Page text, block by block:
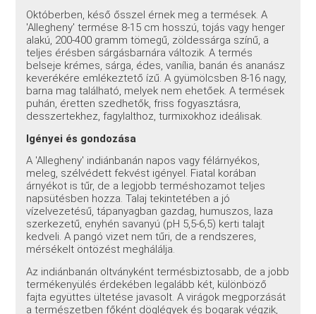
Októberben, késő ősszel érnek meg a termések. A
'Allegheny' termése 8-15 cm hosszú, tojás vagy henger
alakú, 200-400 gramm tömegű, zöldessárga színű, a
teljes érésben sárgásbarnára változik. A termés
belseje krémes, sárga, édes, vanília, banán és ananász
keverékére emlékeztető ízű. A gyümölcsben 8-16 nagy,
barna mag található, melyek nem ehetőek. A termések
puhán, éretten szedhetők, friss fogyasztásra,
desszertekhez, fagylalthoz, turmixokhoz ideálisak.
Igényei és gondozása
A 'Allegheny' indiánbanán napos vagy félárnyékos,
meleg, szélvédett fekvést igényel. Fiatal korában
árnyékot is tűr, de a legjobb terméshozamot teljes
napsütésben hozza. Talaj tekintetében a jó
vízelvezetésű, tápanyagban gazdag, humuszos, laza
szerkezetű, enyhén savanyú (pH 5,5-6,5) kerti talajt
kedveli. A pangó vizet nem tűri, de a rendszeres,
mérsékelt öntözést meghálálja.
Az indiánbanán oltványként termésbiztosabb, de a jobb
termékenyülés érdekében legalább két, különböző
fajta együttes ültetése javasolt. A virágok megporzását
a természetben főként döglégyek és bogarak végzik,